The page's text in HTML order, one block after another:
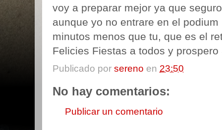
voy a preparar mejor ya que
aunque yo no entrare en el
minutos menos que tu, que es el
Felicies Fiestas a todos y prospero
Publicado por sereno en 23:50
No hay comentarios:
Publicar un comentario